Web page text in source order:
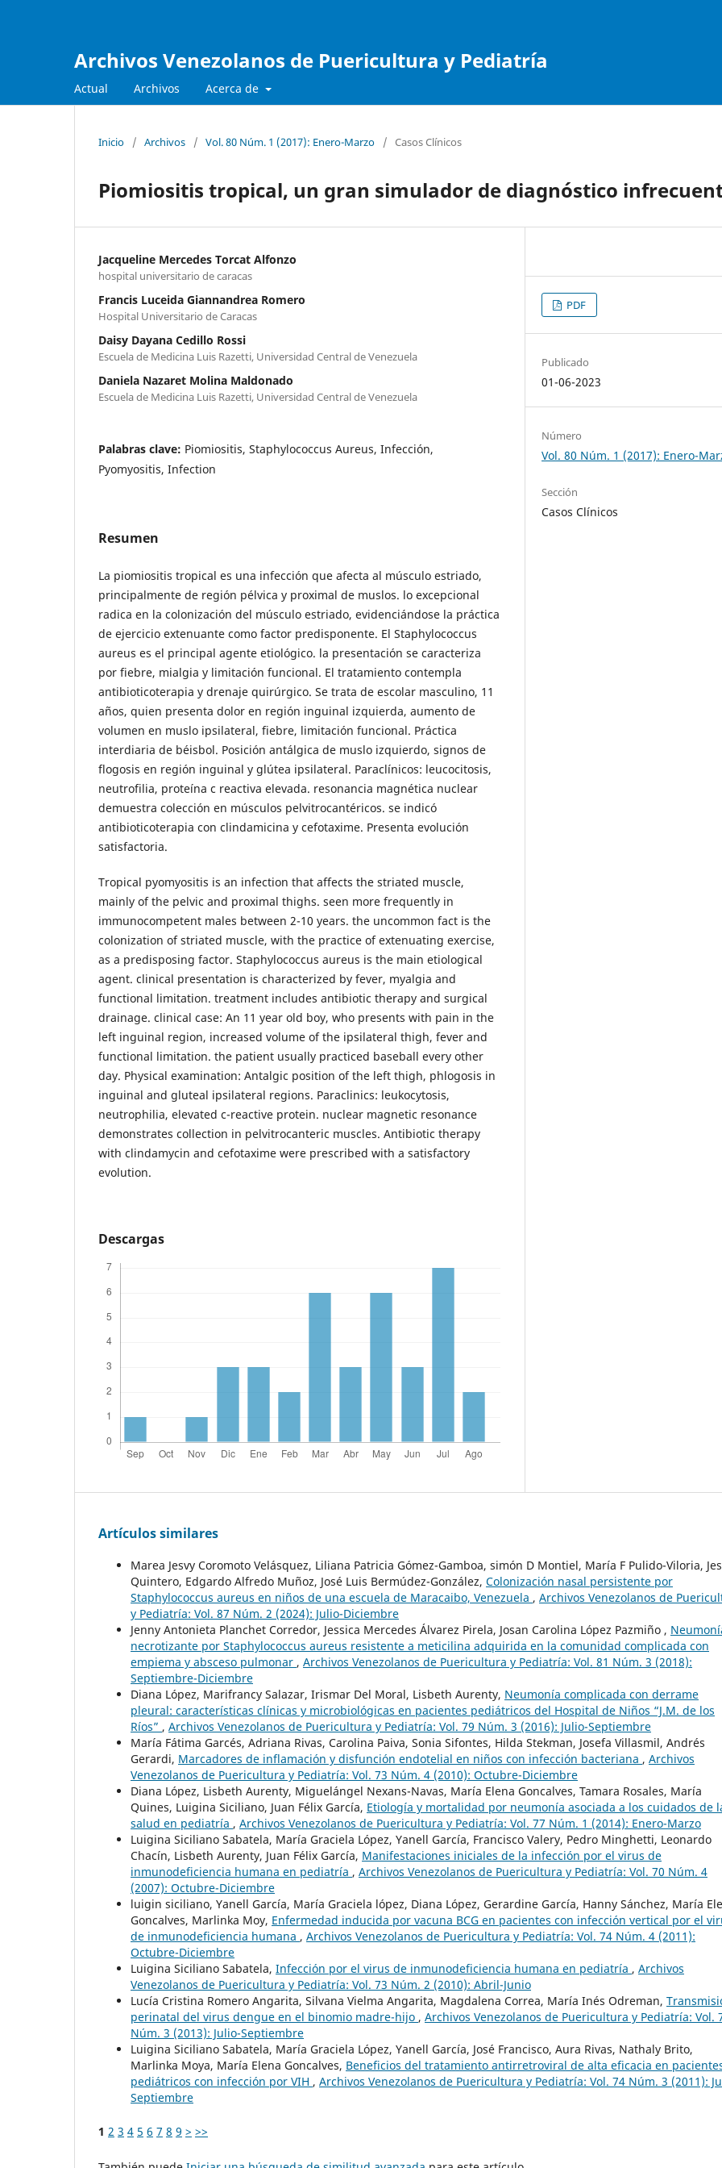
Archivos Venezolanos de Puericultura y Pediatría
Actual Archivos Acerca de
Inicio / Archivos / Vol. 80 Núm. 1 (2017): Enero-Marzo / Casos Clínicos
Piomiositis tropical, un gran simulador de diagnóstico
Jacqueline Mercedes Torcat Alfonzo
hospital universitario de caracas
Francis Luceida Giannandrea Romero
Hospital Universitario de Caracas
Daisy Dayana Cedillo Rossi
Escuela de Medicina Luis Razetti, Universidad Central de Venezuela
Daniela Nazaret Molina Maldonado
Escuela de Medicina Luis Razetti, Universidad Central de Venezuela
Palabras clave: Piomiositis, Staphylococcus Aureus, Infección,
Pyomyositis, Infection
Resumen
La piomiositis tropical es una infección que afecta al músculo estriado,
principalmente de región pélvica y proximal de muslos. lo excepcional
radica en la colonización del músculo estriado, evidenciándose la práctica
de ejercicio extenuante como factor predisponente. El Staphylococcus
aureus es el principal agente etiológico. la presentación se caracteriza
por fiebre, mialgia y limitación funcional. El tratamiento contempla
antibioticoterapia y drenaje quirúrgico. Se trata de escolar masculino, 11
años, quien presenta dolor en región inguinal izquierda, aumento de
volumen en muslo ipsilateral, fiebre, limitación funcional. Práctica
interdiaria de béisbol. Posición antálgica de muslo izquierdo, signos de
flogosis en región inguinal y glútea ipsilateral. Paraclínicos: leucocitosis,
neutrofilia, proteína c reactiva elevada. resonancia magnética nuclear
demuestra colección en músculos pelvitrocantéricos. se indicó
antibioticoterapia con clindamicina y cefotaxime. Presenta evolución
satisfactoria.
Tropical pyomyositis is an infection that affects the striated muscle,
mainly of the pelvic and proximal thighs. seen more frequently in
immunocompetent males between 2-10 years. the uncommon fact is the
colonization of striated muscle, with the practice of extenuating exercise,
as a predisposing factor. Staphylococcus aureus is the main etiological
agent. clinical presentation is characterized by fever, myalgia and
functional limitation. treatment includes antibiotic therapy and surgical
drainage. clinical case: An 11 year old boy, who presents with pain in the
left inguinal region, increased volume of the ipsilateral thigh, fever and
functional limitation. the patient usually practiced baseball every other
day. Physical examination: Antalgic position of the left thigh, phlogosis in
inguinal and gluteal ipsilateral regions. Paraclinics: leukocytosis,
neutrophilia, elevated c-reactive protein. nuclear magnetic resonance
demonstrates collection in pelvitrocanteric muscles. Antibiotic therapy
with clindamycin and cefotaxime were prescribed with a satisfactory
evolution.
Descargas
PDF
Publicado
01-06-2023
Número
Vol. 80 Núm. 1 (2017): Enero-
Sección
Casos Clínicos
Artículos similares
Marea Jesvy Coromoto Velásquez, Liliana Patricia Gómez-Gamboa, simón D Montiel, María F Pulido-Viloria,
Quintero, Edgardo Alfredo Muñoz, José Luis Bermúdez-González, Colonización nasal persistente por
Staphylococcus aureus en niños de una escuela de Maracaibo, Venezuela , Archivos Venezolanos de
y Pediatría: Vol. 87 Núm. 2 (2024): Julio-Diciembre
Jenny Antonieta Planchet Corredor, Jessica Mercedes Álvarez Pirela, Josan Carolina López Pazmiño ,
necrotizante por Staphylococcus aureus resistente a meticilina adquirida en la comunidad complicada con
empiema y absceso pulmonar , Archivos Venezolanos de Puericultura y Pediatría: Vol. 81 Núm. 3 (2018):
Septiembre-Diciembre
Diana López, Marifrancy Salazar, Irismar Del Moral, Lisbeth Aurenty, Neumonía complicada con derrame
pleural: características clínicas y microbiológicas en pacientes pediátricos del Hospital de Niños “J.M. de los
Ríos” , Archivos Venezolanos de Puericultura y Pediatría: Vol. 79 Núm. 3 (2016): Julio-Septiembre
María Fátima Garcés, Adriana Rivas, Carolina Paiva, Sonia Sifontes, Hilda Stekman, Josefa Villasmil, Andrés
Gerardi, Marcadores de inflamación y disfunción endotelial en niños con infección bacteriana , Archivos
Venezolanos de Puericultura y Pediatría: Vol. 73 Núm. 4 (2010): Octubre-Diciembre
Diana López, Lisbeth Aurenty, Miguelángel Nexans-Navas, María Elena Goncalves, Tamara Rosales, María
Quines, Luigina Siciliano, Juan Félix García, Etiología y mortalidad por neumonía asociada a los cuidados de
salud en pediatría , Archivos Venezolanos de Puericultura y Pediatría: Vol. 77 Núm. 1 (2014): Enero-Marzo
Luigina Siciliano Sabatela, María Graciela López, Yanell García, Francisco Valery, Pedro Minghetti, Leonardo
Chacín, Lisbeth Aurenty, Juan Félix García, Manifestaciones iniciales de la infección por el virus de
inmunodeficiencia humana en pediatría , Archivos Venezolanos de Puericultura y Pediatría: Vol. 70 Núm. 4
(2007): Octubre-Diciembre
luigin siciliano, Yanell García, María Graciela lópez, Diana López, Gerardine García, Hanny Sánchez, María
Goncalves, Marlinka Moy, Enfermedad inducida por vacuna BCG en pacientes con infección vertical por el
de inmunodeficiencia humana , Archivos Venezolanos de Puericultura y Pediatría: Vol. 74 Núm. 4 (2011):
Octubre-Diciembre
Luigina Siciliano Sabatela, Infección por el virus de inmunodeficiencia humana en pediatría , Archivos
Venezolanos de Puericultura y Pediatría: Vol. 73 Núm. 2 (2010): Abril-Junio
Lucía Cristina Romero Angarita, Silvana Vielma Angarita, Magdalena Correa, María Inés Odreman,
perinatal del virus dengue en el binomio madre-hijo , Archivos Venezolanos de Puericultura y Pediatría: Vol.
Núm. 3 (2013): Julio-Septiembre
Luigina Siciliano Sabatela, María Graciela López, Yanell García, José Francisco, Aura Rivas, Nathaly Brito,
Marlinka Moya, María Elena Goncalves, Beneficios del tratamiento antirretroviral de alta eficacia en
pediátricos con infección por VIH , Archivos Venezolanos de Puericultura y Pediatría: Vol. 74 Núm. 3 (2011):
Septiembre
1 2 3 4 5 6 7 8 9 > >>